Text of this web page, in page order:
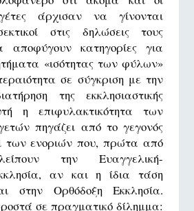
άρχισαν να γίνονται
στις δηλώσεις τους
αποφύγουν κατηγορίες για
«ισότητας των φύλων»
σε σύγκριση με την
της εκκλησιαστικής
η επιφυλακτικότητα των
πηγάζει από το γεγονός
των ενοριών που, πρώτα από
την Ευαγγελική-
αν και η ίδια τάση
στην Ορθόδοξη Εκκλησία.
σε πραγματικό δίλημμα: